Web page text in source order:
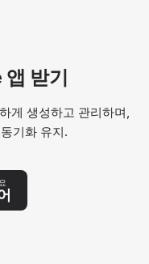
받기
게 생성하고 관리하며,
기화 유지.